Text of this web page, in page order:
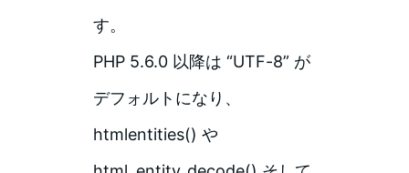
す。
PHP 5.6.0 以降は “UTF-8” が
デフォルトになり、
htmlentities() や